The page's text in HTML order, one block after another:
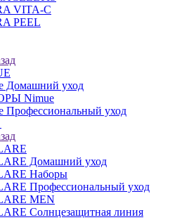
VITA-C
PEEL
Домашний уход
Nimue
Профессиональный уход
Домашний уход
Наборы
Профессиональный уход
MEN
Солнцезащитная линия